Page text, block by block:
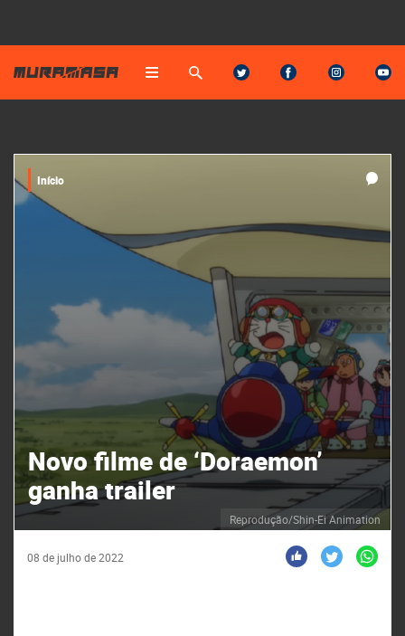
Reprodução/Shin-Ei Animation
Início
Novo filme de ‘Doraemon’
ganha trailer
08 de julho de 2022